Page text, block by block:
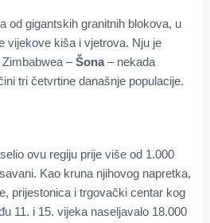
od gigantskih granitnih blokova, u
vijekove kiša i vjetrova. Nju je
Zimbabwea –Šona– nekada
tri četvrtine današnje populacije.
ovu regiju prije više od 1.000
Kao kruna njihovog napretka,
prijestonica i trgovački centar kog
11. i 15. vijeka naseljavalo 18.000